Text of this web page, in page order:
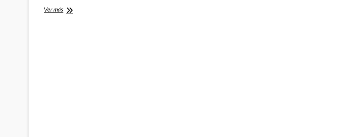
Ver másNorby,